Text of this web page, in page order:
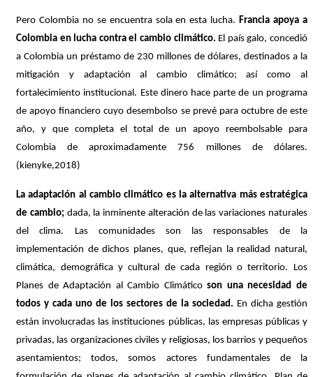
Pero Colombia no se encuentra sola en esta lucha. Francia apoya a
Colombia en lucha contra el cambio climático. El país galo, concedió
a Colombia un préstamo de 230 millones de dólares, destinados a la
mitigación y adaptación al cambio climático; así como al
fortalecimiento institucional. Este dinero hace parte de un programa
de apoyo financiero cuyo desembolso se prevé para octubre de este
año, y que completa el total de un apoyo reembolsable para
Colombia de aproximadamente 756 millones de dólares.
(kienyke,2018)
La adaptación al cambio climático es la alternativa más estratégica
de cambio;dada, la inminente alteración de las variaciones naturales
del clima. Las comunidades son las responsables de la
implementación de dichos planes, que, reflejan la realidad natural,
climática, demográfica y cultural de cada región o territorio. Los
Planes de Adaptación al Cambio Climáticoson una necesidad de
todos y cada uno de los sectores de la sociedad. En dicha gestión
están involucradas las instituciones públicas, las empresas públicas y
privadas, las organizaciones civiles y religiosas, los barrios y pequeños
asentamientos; todos, somos actores fundamentales de la